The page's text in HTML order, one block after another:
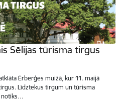
Sēlijas tūrisma tirgus
Ērberģes muižā, kur 11. maijā
Līdztekus tirgum un tūrisma
notiks…